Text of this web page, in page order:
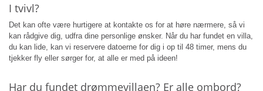
I tvivl?
Det kan ofte være hurtigere at kontakte os for at høre nærmere, så vi
kan rådgive dig, udfra dine personlige ønsker. Når du har fundet en villa,
du kan lide, kan vi reservere datoerne for dig i op til 48 timer, mens du
tjekker fly eller sørger for, at alle er med på ideen!
Har du fundet drømmevillaen? Er alle ombord?